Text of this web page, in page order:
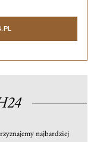
najbardziej